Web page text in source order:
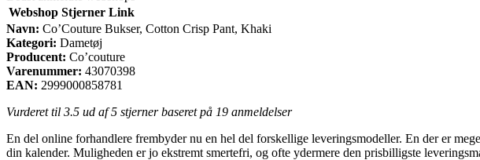
Webshop Stjerner Link
Navn: Co’Couture Bukser, Cotton Crisp Pant, Khaki
Kategori: Dametøj
Producent: Co’couture
Varenummer: 43070398
EAN: 2999000858781
Vurderet til 3.5 ud af 5 stjerner baseret på 19 anmeldelser
En del online forhandlere frembyder nu en hel del forskellige leveringsmodeller. En der er
din kalender. Muligheden er jo ekstremt smertefri, og ofte ydermere den prisbilligste